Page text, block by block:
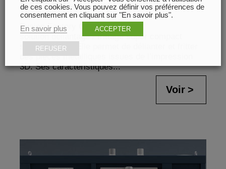
COMPACT
Fusion Factory Compact est une
solution déliantage / frittage super compact
signée Xerion. Elle permet de délianter et fritter
des pièces métalliques issues de l’impression
3D. Ses caractéristiques...
Voir
de ces cookies. Vous pouvez définir vos préférences de
consentement en cliquant sur "En savoir plus".
En savoir plus
ACCEPTER
REFUSER